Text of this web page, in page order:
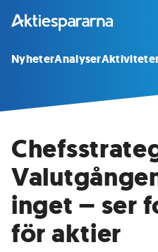
NyheterAnalyser
inget – ser
för aktier